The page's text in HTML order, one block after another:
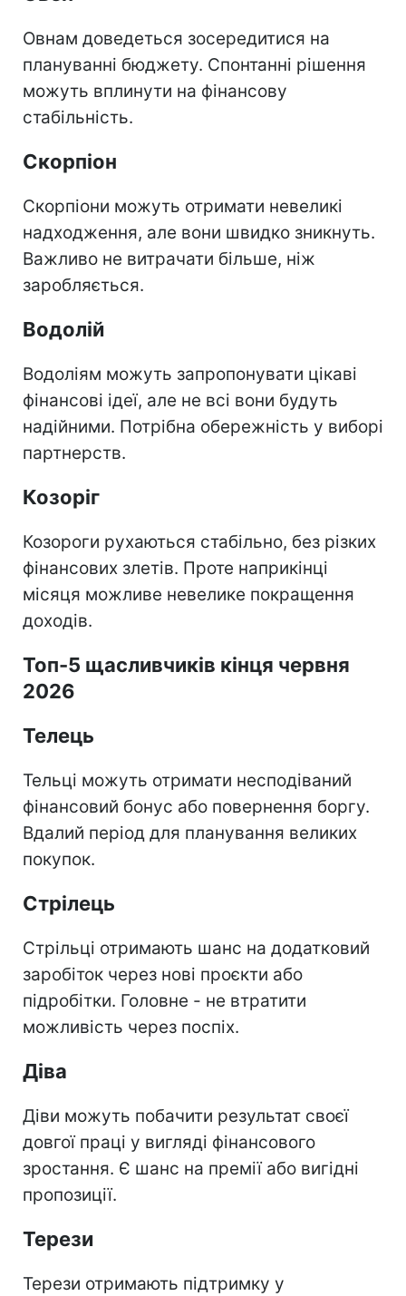
Овнам доведеться зосередитися на
плануванні бюджету. Спонтанні рішення
можуть вплинути на фінансову
стабільність.
Скорпіон
Скорпіони можуть отримати невеликі
надходження, але вони швидко зникнуть.
Важливо не витрачати більше, ніж
заробляється.
Водолій
Водоліям можуть запропонувати цікаві
фінансові ідеї, але не всі вони будуть
надійними. Потрібна обережність у виборі
партнерств.
Козоріг
Козороги рухаються стабільно, без різких
фінансових злетів. Проте наприкінці
місяця можливе невелике покращення
доходів.
Топ-5 щасливчиків кінця червня
2026
Телець
Тельці можуть отримати несподіваний
фінансовий бонус або повернення боргу.
Вдалий період для планування великих
покупок.
Стрілець
Стрільці отримають шанс на додатковий
заробіток через нові проєкти або
підробітки. Головне - не втратити
можливість через поспіх.
Діва
Діви можуть побачити результат своєї
довгої праці у вигляді фінансового
зростання. Є шанс на премії або вигідні
пропозиції.
Терези
Терези отримають підтримку у